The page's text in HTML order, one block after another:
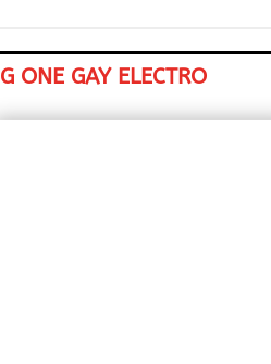
G ONE GAY ELECTRO